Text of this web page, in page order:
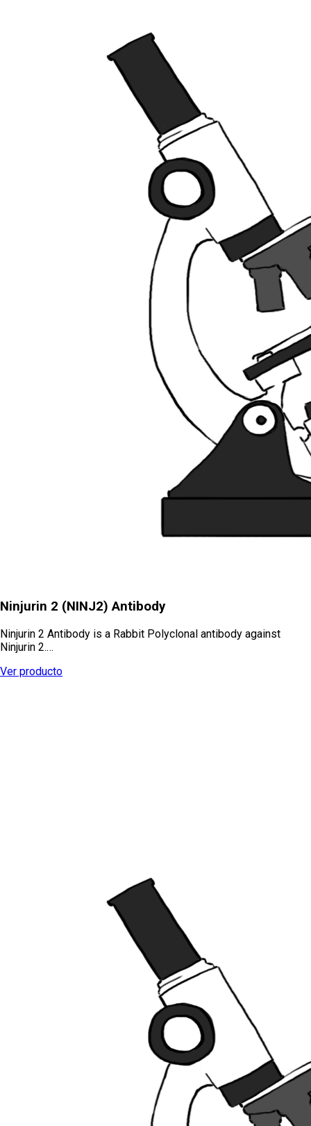
Ninjurin 2 (NINJ2) Antibody
Ninjurin 2 Antibody is a Rabbit Polyclonal antibody against
Ninjurin 2.…
Ver producto